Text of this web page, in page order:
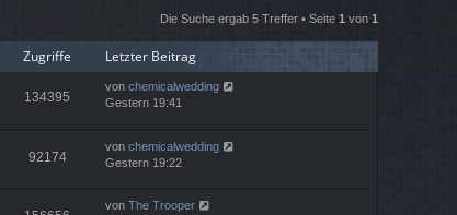
n
n
Die Suche ergab 5 Treffer • Seite 1 von 1
Zugriffe Letzter Beitrag
134395
von chemicalwedding
Gestern 19:41
92174
von chemicalwedding
Gestern 19:22
von The Trooper